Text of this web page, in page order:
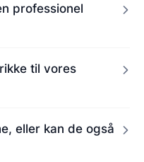
professionel
til vores
eller kan de også